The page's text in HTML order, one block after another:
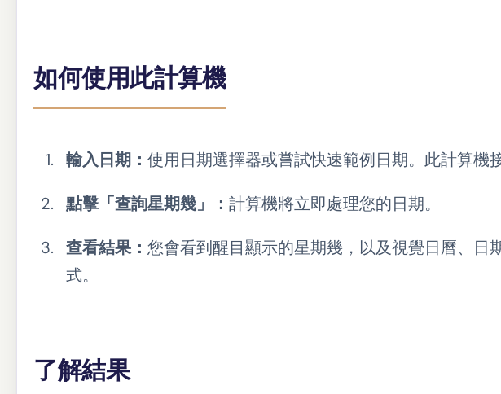
如何使用此計算機
輸入日期： 使用日期選擇器或嘗試快速範例日期。此計算機
點擊「查詢星期幾」： 計算機將立即處理您的日期。
查看結果： 您會看到醒目顯示的星期幾，以及視覺日曆、日
式。
了解結果